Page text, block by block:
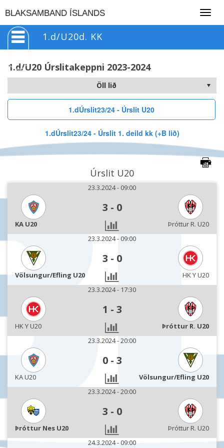
BLAKSAMBAND ÍSLANDS
1.d/U20d. KK
1.d/U20 Úrslitakeppni 2023-2024
1.dÚrslit23/24 - Úrslit U20
1.dÚrslit23/24 - Úrslit 1. deild kk (+B lið)
Úrslit U20
23.3.2024 - 09:00
3 - 0
KA U20
Þróttur R. U20
23.3.2024 - 09:00
3 - 0
Völsungur/Efling U20
HK Y U20
23.3.2024 - 17:30
1 - 3
HK Y U20
Þróttur R. U20
23.3.2024 - 20:00
0 - 3
KA U20
Völsungur/Efling U20
23.3.2024 - 20:00
3 - 0
Þróttur Nes U20
Þróttur R. U20
24.3.2024 - 09:00